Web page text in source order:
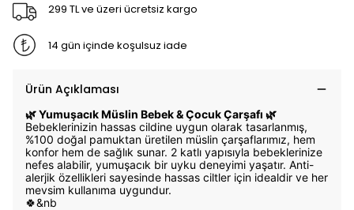
299 TL ve üzeri ücretsiz kargo
14 gün içinde koşulsuz iade
Ürün Açıklaması
🌿 Yumuşacık Müslin Bebek & Çocuk Çarşafı 🌿
Bebeklerinizin hassas cildine uygun olarak tasarlanmış,
%100 doğal pamuktan üretilen müslin çarşaflarımız, hem
konfor hem de sağlık sunar. 2 katlı yapısıyla bebeklerinize
nefes alabilir, yumuşacık bir uyku deneyimi yaşatır. Anti-
alerjik özellikleri sayesinde hassas ciltler için idealdir ve her
mevsim kullanıma uygundur.
🍀&nb